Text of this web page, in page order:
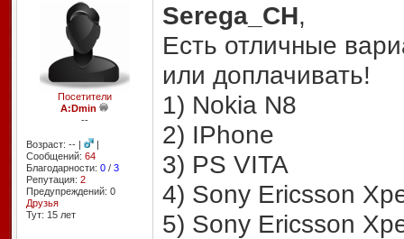
Посетители
A:Dmin
--
Возраст: -- |
|
Сообщений: 64
Благодарности: 0/ 3
Репутация: 2
Предупреждений: 0
Друзья
Тут: 15 лет
Serega_CH,
Есть отличные
или доплачивать!
1) Nokia N8
2) IPhone
3) PS VITA
4) Sony Ericsson
5) Sony Ericsson